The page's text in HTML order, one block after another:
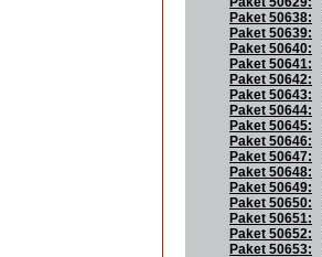
Paket 50638:
Paket 50639:
Paket 50640:
Paket 50641:
Paket 50642:
Paket 50643:
Paket 50644:
Paket 50645:
Paket 50646:
Paket 50647:
Paket 50648:
Paket 50649:
Paket 50650:
Paket 50651:
Paket 50652:
Paket 50653: